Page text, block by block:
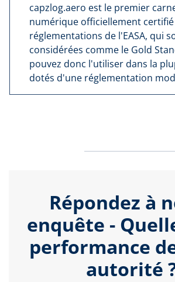
capzlog.aero est le premier
numérique officiellement certifié
réglementations de l'EASA, qui
considérées comme le Gold
pouvez donc l'utiliser dans la
dotés d'une réglementation
Répondez à
enquête -
performance
autorité